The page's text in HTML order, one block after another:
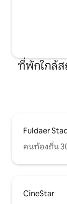
ที่พักใกล้
Fuldaer
คนท้องถิ่น
CineStar